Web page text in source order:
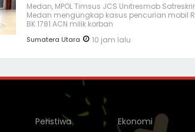
Medan, MPOL Timsus JCS Unitresmob
Medan mengungkap kasus pencurian mobil
BK 1781 ACN milik korban
Sumatera Utara 10 jam lalu
Peristiwa
Ekonomi